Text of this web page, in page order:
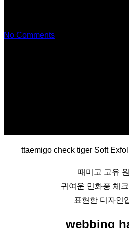
No Comments
ttaemigo check tiger Soft
때미고 고유
귀여운 민화풍 체
표현한 디자인
webbing